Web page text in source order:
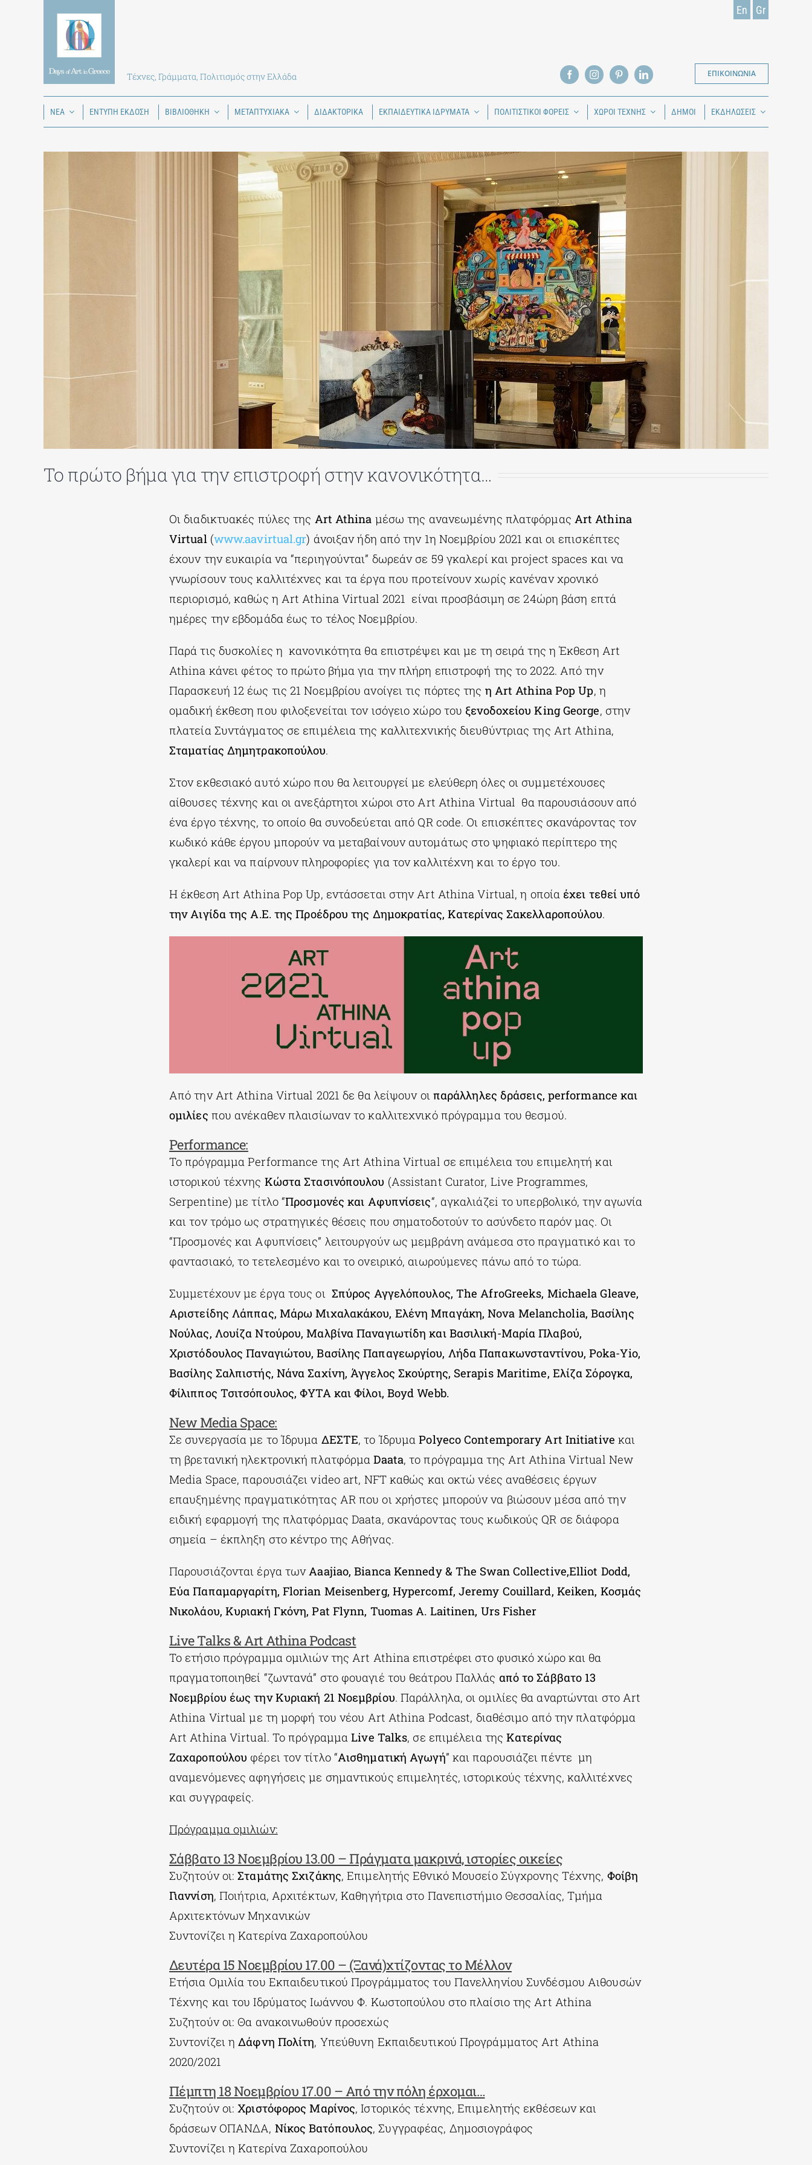
Τέχνες, Γράμματα, Πολιτισμός στην Ελλάδα
En Gr
ΕΠΙΚΟΙΝΩΝΙΑ
ΝΕΑ ΕΝΤΥΠΗ ΕΚΔΟΣΗ ΒΙΒΛΙΟΘΗΚΗ ΜΕΤΑΠΤΥΧΙΑΚΑ ΔΙΔΑΚΤΟΡΙΚΑ ΕΚΠΑΙΔΕΥΤΙΚΑ ΙΔΡΥΜΑΤΑ ΠΟΛΙΤΙΣΤΙΚΟΙ ΦΟΡΕΙΣ ΧΩΡΟΙ ΤΕΧΝΗΣ ΔΗΜΟΙ ΕΚΔΗΛΩΣΕΙΣ
To πρώτο βήμα για την επιστροφή στην κανονικότητα…
Οι διαδικτυακές πύλες της Art Athina μέσω της ανανεωμένης πλατφόρμας Αrt Athina
Virtual(www.aavirtual.gr) άνοιξαν ήδη από την 1η Νοεμβρίου 2021 και οι επισκέπτες
έχουν την ευκαιρία να “περιηγούνται” δωρεάν σε 59 γκαλερί και project spaces και να
γνωρίσουν τους καλλιτέχνες και τα έργα που προτείνουν χωρίς κανέναν χρονικό
περιορισμό, καθώς η Αrt Athina Virtual 2021 είναι προσβάσιμη σε 24ώρη βάση επτά
ημέρες την εβδομάδα έως το τέλος Νοεμβρίου.
Παρά τις δυσκολίες η κανονικότητα θα επιστρέψει και με τη σειρά της η Έκθεση Art
Athina κάνει φέτος το πρώτο βήμα για την πλήρη επιστροφή της το 2022. Από την
Παρασκευή 12 έως τις 21 Νοεμβρίου ανοίγει τις πόρτες της η Art Athina Pop Up, η
ομαδική έκθεση που φιλοξενείται τον ισόγειο χώρο του ξενοδοχείου King George, στην
πλατεία Συντάγματος σε επιμέλεια της καλλιτεχνικής διευθύντριας της Art Athina,
Σταματίας Δημητρακοπούλου.
Στον εκθεσιακό αυτό χώρο που θα λειτουργεί με ελεύθερη όλες οι συμμετέχουσες
αίθουσες τέχνης και οι ανεξάρτητοι χώροι στο Art Athina Virtual θα παρουσιάσουν από
ένα έργο τέχνης, το οποίο θα συνοδεύεται από QR code. Οι επισκέπτες σκανάροντας τον
κωδικό κάθε έργου μπορούν να μεταβαίνουν αυτομάτως στο ψηφιακό περίπτερο της
γκαλερί και να παίρνουν πληροφορίες για τον καλλιτέχνη και το έργο του.
Η έκθεση Art Athina Pop Up, εντάσσεται στην Art Athina Virtual, η οποία έχει τεθεί υπό
την Αιγίδα της Α.Ε. της Προέδρου της Δημοκρατίας, Κατερίνας Σακελλαροπούλου.
Από την Αrt Athina Virtual 2021 δε θα λείψουν οι παράλληλες δράσεις, performance και
ομιλίες που ανέκαθεν πλαισίωναν το καλλιτεχνικό πρόγραμμα του θεσμού.
Performance:
Το πρόγραμμα Performance της Art Athina Virtual σε επιμέλεια του επιμελητή και
ιστορικού τέχνης Κώστα Στασινόπουλου (Assistant Curator, Live Programmes,
Serpentine) με τίτλο “Προσμονές και Αφυπνίσεις“, αγκαλιάζεi το υπερβολικό, την αγωνία
και τον τρόμο ως στρατηγικές θέσεις που σηματοδοτούν το ασύνδετο παρόν μας. Οι
“Προσμονές και Αφυπνίσεις” λειτουργούν ως μεμβράνη ανάμεσα στο πραγματικό και το
φαντασιακό, το τετελεσμένο και το ονειρικό, αιωρούμενες πάνω από το τώρα.
Συμμετέχουν με έργα τους οι Σπύρος Αγγελόπουλος, The AfroGreeks, Michaela Gleave,
Αριστείδης Λάππας, Μάρω Μιχαλακάκου, Ελένη Μπαγάκη, Nova Melancholia, Βασίλης
Νούλας, Λουίζα Ντούρου, Μαλβίνα Παναγιωτίδη και Βασιλική-Μαρία Πλαβού,
Χριστόδουλος Παναγιώτου, Βασίλης Παπαγεωργίου, Λήδα Παπακωνσταντίνου, Poka-Yio,
Βασίλης Σαλπιστής, Νάνα Σαχίνη, Άγγελος Σκούρτης, Serapis Maritime, Ελίζα Σόρογκα,
Φίλιππος Τσιτσόπουλος, ΦΥΤΑ και Φίλοι, Boyd Webb.
New Media Space:
Σε συνεργασία με το Ίδρυμα ΔΕΣΤΕ, το ΊδρυμαPolyeco Contemporary Art Initiative και
τη βρετανική ηλεκτρονική πλατφόρμαDaata, το πρόγραμμα της Art Athina Virtual New
Media Space, παρουσιάζει video art, NFT καθώς και οκτώ νέες αναθέσεις έργων
επαυξημένης πραγματικότητας ΑR που οι χρήστες μπορούν να βιώσουν μέσα από την
ειδική εφαρμογή της πλατφόρμας Daata, σκανάροντας τους κωδικούς QR σε διάφορα
σημεία – έκπληξη στο κέντρο της Αθήνας.
Παρουσιάζονται έργα τωνΑaajiao, Bianca Kennedy & The Swan Collective,Elliot Dodd,
Eύα Παπαμαργαρίτη, Florian Meisenberg, Hypercomf, Jeremy Couillard, Keiken, Κοσμάς
Νικολάου, Κυριακή Γκόνη, Pat Flynn, Tuomas A. Laitinen, Urs Fisher
Live Talks & Αrt Athina Podcast
Το ετήσιο πρόγραμμα ομιλιών της Art Athina επιστρέφει στο φυσικό χώρο και θα
πραγματοποιηθεί “ζωντανά” στο φουαγιέ του θεάτρου Παλλάς από το Σάββατο 13
Νοεμβρίου έως την Κυριακή 21 Νοεμβρίου. Παράλληλα, οι ομιλίες θα αναρτώνται στο Art
Athina Virtual με τη μορφή του νέου Αrt Athina Podcast, διαθέσιμο από την πλατφόρμα
Art Athina Virtual. Το πρόγραμμαLive Talks, σε επιμέλεια τηςΚατερίνας
Ζαχαροπούλου φέρει τον τίτλο “Αισθηματική Αγωγή” και παρουσιάζει πέντε μη
αναμενόμενες αφηγήσεις με σημαντικούς επιμελητές, ιστορικούς τέχνης, καλλιτέχνες
και συγγραφείς.
Πρόγραμμα ομιλιών:
Σάββατο 13 Νοεμβρίου 13.00 – Πράγματα μακρινά, ιστορίες οικείες
Συζητούν οι:Σταμάτης Σχιζάκης, Επιμελητής Εθνικό Μουσείο Σύγχρονης Τέχνης, Φοίβη
Γιαννίση, Ποιήτρια, Αρχιτέκτων, Καθηγήτρια στο Πανεπιστήμιο Θεσσαλίας, Τμήμα
Αρχιτεκτόνων Μηχανικών
Συντονίζει η Κατερίνα Ζαχαροπούλου
Δευτέρα 15 Νοεμβρίου 17.00 – (Ξανά)χτίζοντας το Μέλλον
Ετήσια Ομιλία του Εκπαιδευτικού Προγράμματος του Πανελληνίου Συνδέσμου Αιθουσών
Τέχνης και του Ιδρύματος Ιωάννου Φ. Κωστοπούλου στο πλαίσιο της Art Athina
Συζητούν οι: Θα ανακοινωθούν προσεχώς
Συντονίζει ηΔάφνη Πολίτη, Υπεύθυνη Εκπαιδευτικού Προγράμματος Art Athina
2020/2021
Πέμπτη 18 Νοεμβρίου 17.00 – Από την πόλη έρχομαι…
Συζητούν οι:Χριστόφορος Μαρίνος, Ιστορικός τέχνης, Επιμελητής εκθέσεων και
δράσεων ΟΠΑΝΔΑ, Νίκος Βατόπουλος, Συγγραφέας, Δημοσιογράφος
Συντονίζει η Κατερίνα Ζαχαροπούλου